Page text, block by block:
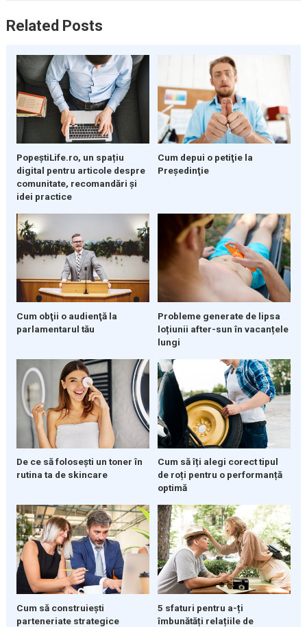
Related Posts
PopeștiLife.ro, un spațiu
digital pentru articole despre
comunitate, recomandări și
idei practice
Cum depui o petiţie la
Preşedinţie
Cum obţii o audienţă la
parlamentarul tău
Probleme generate de lipsa
loțiunii after-sun în vacanțele
lungi
De ce să folosești un toner în
rutina ta de skincare
Cum să îți alegi corect tipul
de roți pentru o performanță
optimă
Cum să construiești
parteneriate strategice
5 sfaturi pentru a-ți
îmbunătăți relațiile de